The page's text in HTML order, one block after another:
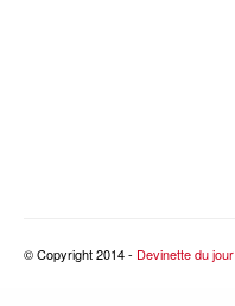
© Copyright 2014 - Devinette du jour